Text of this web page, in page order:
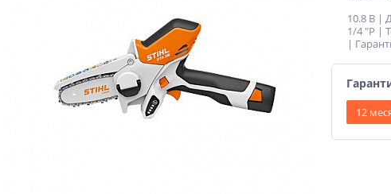
10.8 В |
1/4 "P |
|
12